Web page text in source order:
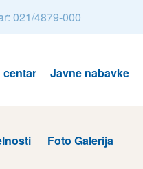
021/4879-000
centar Javne nabavke
Foto Galerija